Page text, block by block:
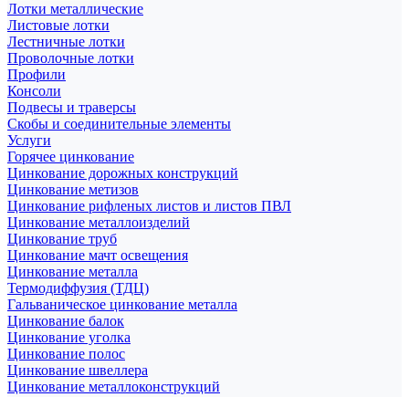
Лотки металлические
Листовые лотки
Лестничные лотки
Проволочные лотки
Профили
Консоли
Подвесы и траверсы
Скобы и соединительные элементы
Услуги
Горячее цинкование
Цинкование дорожных конструкций
Цинкование метизов
Цинкование рифленых листов и листов ПВЛ
Цинкование металлоизделий
Цинкование труб
Цинкование мачт освещения
Цинкование металла
Термодиффузия (ТДЦ)
Гальваническое цинкование металла
Цинкование балок
Цинкование уголка
Цинкование полос
Цинкование швеллера
Цинкование металлоконструкций